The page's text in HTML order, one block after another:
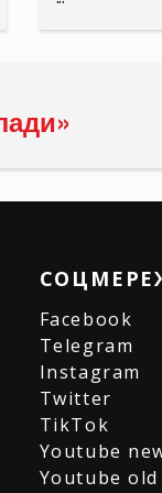
Facebook
Telegram
Instagram
Twitter
TikTok
Youtube
Youtube old